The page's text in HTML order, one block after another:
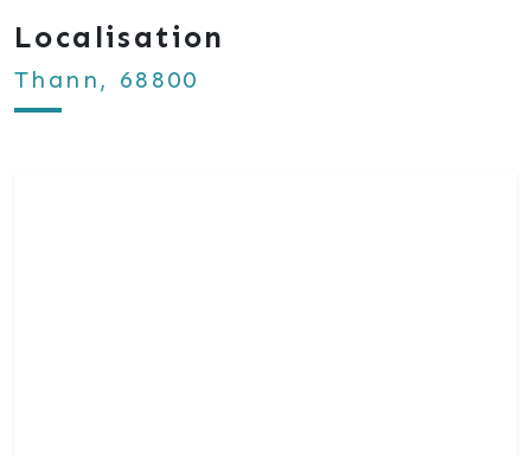
Localisation
Thann, 68800